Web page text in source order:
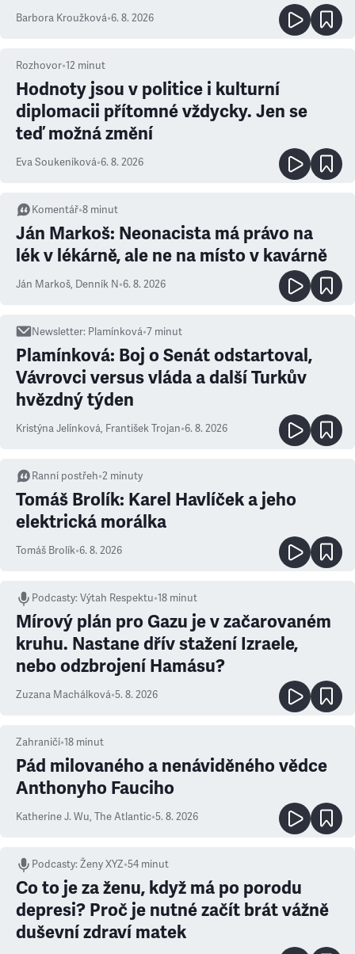
Barbora Kroužková•6. 8. 2026
Rozhovor•12 minut
Hodnoty jsou v politice i kulturní
diplomacii přítomné vždycky. Jen se
teď možná změní
Eva Soukeníková•6. 8. 2026
Komentář•8 minut
Ján Markoš: Neonacista má právo na
lék v lékárně, ale ne na místo v kavárně
Ján Markoš, Denník N•6. 8. 2026
Newsletter: Plamínková•7 minut
Plamínková: Boj o Senát odstartoval,
Vávrovci versus vláda a další Turkův
hvězdný týden
Kristýna Jelínková, František Trojan•6. 8. 2026
Ranní postřeh•2 minuty
Tomáš Brolík: Karel Havlíček a jeho
elektrická morálka
Tomáš Brolík•6. 8. 2026
Podcasty:Výtah Respektu•18 minut
Mírový plán pro Gazu je v začarovaném
kruhu. Nastane dřív stažení Izraele,
nebo odzbrojení Hamásu?
Zuzana Machálková•5. 8. 2026
Zahraničí•18 minut
Pád milovaného a nenáviděného vědce
Anthonyho Fauciho
Katherine J. Wu, The Atlantic•5. 8. 2026
Podcasty:Ženy XYZ•54 minut
Co to je za ženu, když má po porodu
depresi? Proč je nutné začít brát vážně
duševní zdraví matek